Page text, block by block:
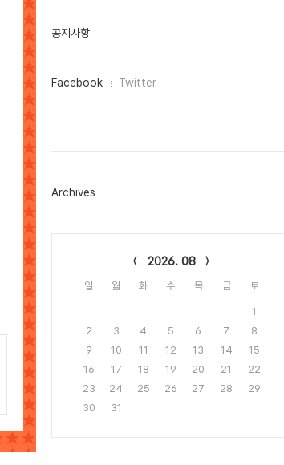
공지사항
페
그
Facebook Twitter
Archives
2026. 08
일 월 화 수 목 금 토
1
2
3 4 5 6 7
8
9
10 11 12 13 14
15
16
17 18 19 20 21
22
23
24 25 26 27 28
29
30
31